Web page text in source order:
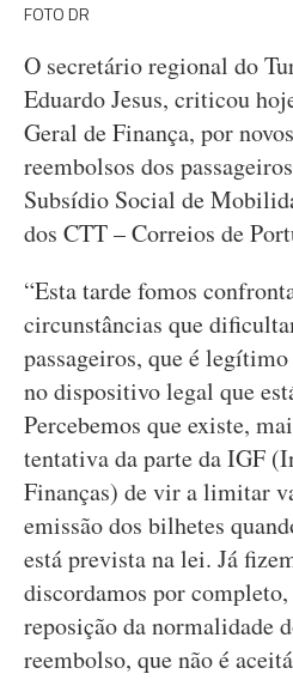
FOTO DR
O secretário regional do
Eduardo Jesus, criticou
Geral de Finança, por
reembolsos dos
Subsídio Social de
dos CTT – Correios de
“Esta tarde fomos
circunstâncias que
passageiros, que é
no dispositivo legal que
Percebemos que existe,
tentativa da parte da IGF
Finanças) de vir a limitar
emissão dos bilhetes
está prevista na lei. Já
discordamos por completo,
reposição da normalidade
reembolso, que não é